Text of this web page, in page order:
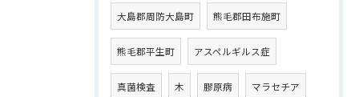
大島郡周防大島町 熊毛郡田布施町
熊毛郡平生町 アスペルギルス症
真菌検査 木 膠原病 マラセチア